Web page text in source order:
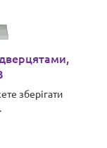
зберігати